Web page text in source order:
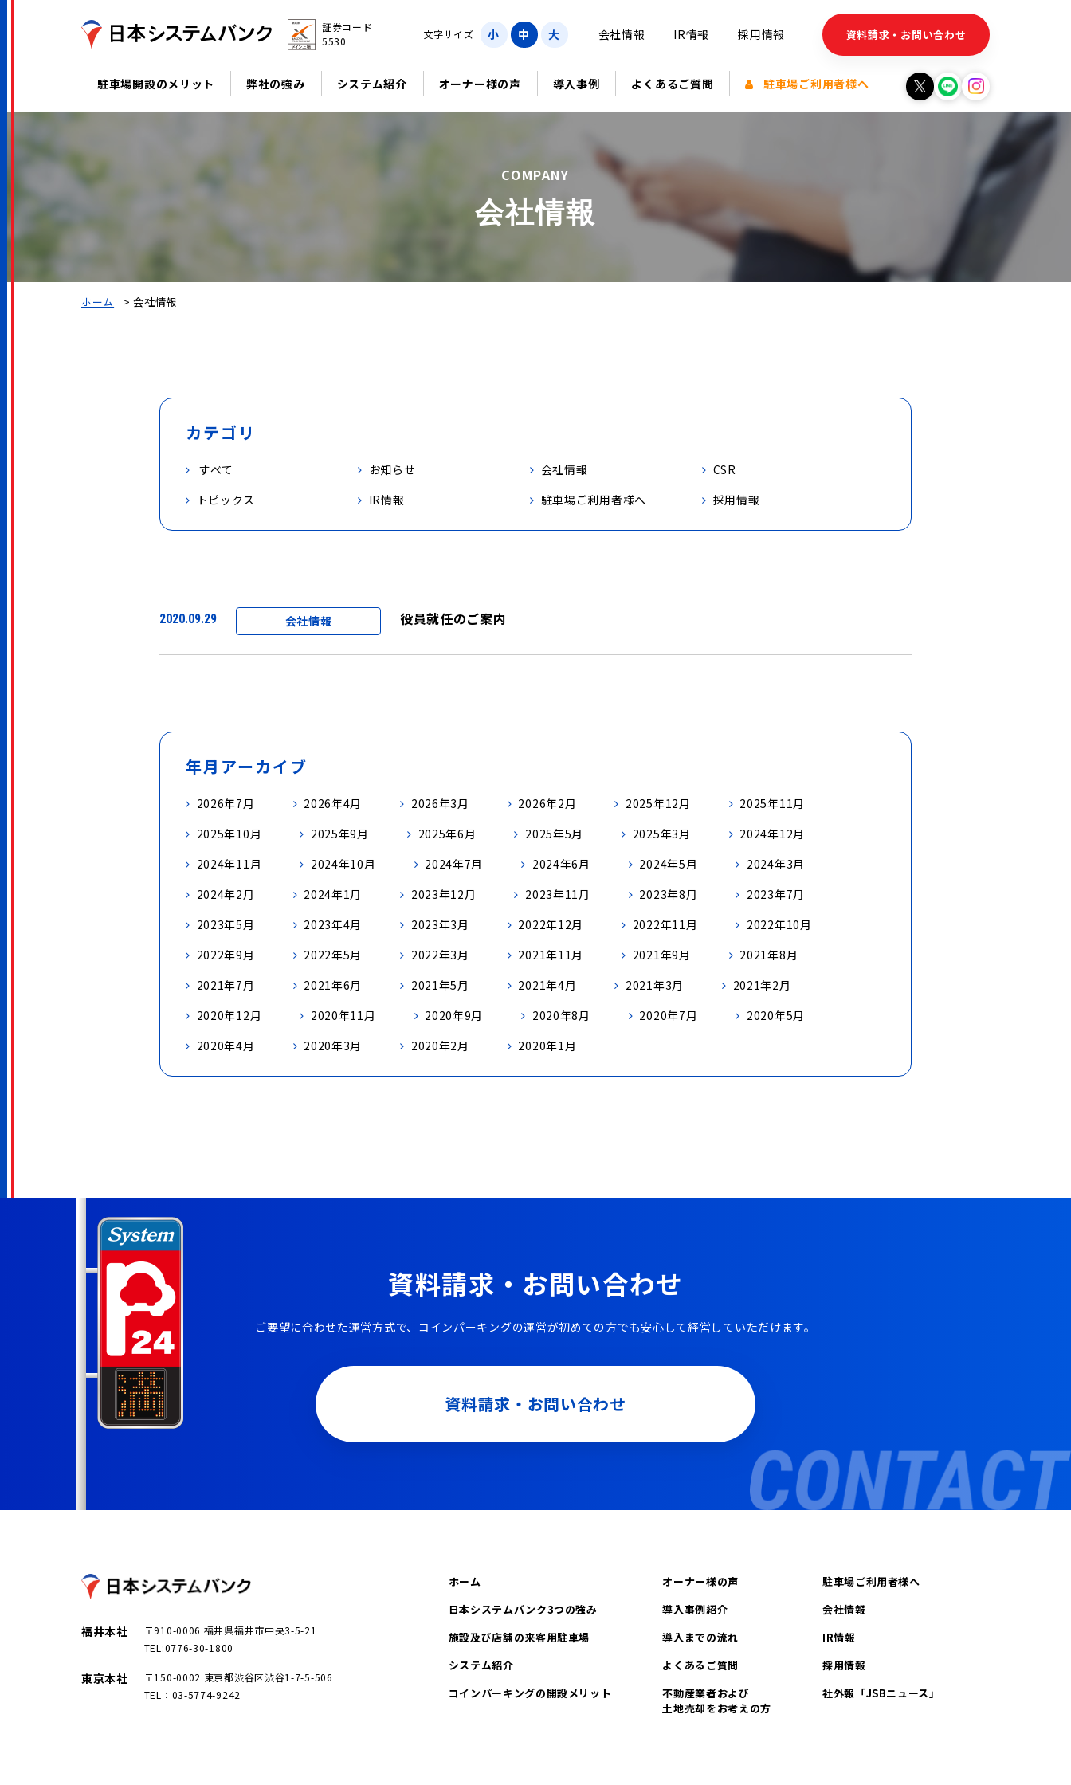
証券コード
5530
文字サイズ 小 中 大 会社情報 IR情報 採用情報 資料請求・お問い合わせ
駐車場開設のメリット 弊社の強み システム紹介 オーナー様の声 導入事例 よくあるご質問 駐車場ご利用者様へ
COMPANY
会社情報
ホーム >会社情報
カテゴリ
すべて お知らせ 会社情報
CSR
トピックス
IR情報 駐車場ご利用者様へ 採用情報
2020.09.29 会社情報 役員就任のご案内
年月アーカイブ
2026年7月 2026年4月 2026年3月 2026年2月 2025年12月
2025年11月
2025年10月
2025年9月 2025年6月 2025年5月 2025年3月
2024年12月
2024年11月
2024年10月 2024年7月 2024年6月 2024年5月
2024年3月
2024年2月
2024年1月 2023年12月 2023年11月 2023年8月
2023年7月
2023年5月
2023年4月 2023年3月 2022年12月 2022年11月
2022年10月
2022年9月
2022年5月 2022年3月 2021年11月 2021年9月
2021年8月
2021年7月
2021年6月 2021年5月 2021年4月 2021年3月
2021年2月
2020年12月
2020年11月 2020年9月 2020年8月 2020年7月
2020年5月
2020年4月
2020年3月 2020年2月 2020年1月
資料請求・お問い合わせ
ご要望に合わせた運営方式で、コインパーキングの運営が初めての方でも安心して経営していただけます。
資料請求・お問い合わせ
ホーム
日本システムバンク3つの強み
施設及び店舗の来客用駐車場
システム紹介
コインパーキングの開設メリット
オーナー様の声
導入事例紹介
導入までの流れ
よくあるご質問
不動産業者および
土地売却をお考えの方
駐車場ご利用者様へ
会社情報
IR情報
採用情報
社外報「JSBニュース」
福井本社
〒910-0006 福井県福井市中央3-5-21
TEL:0776-30-1800
東京本社
〒150-0002 東京都渋谷区渋谷1-7-5-506
TEL：03-5774-9242